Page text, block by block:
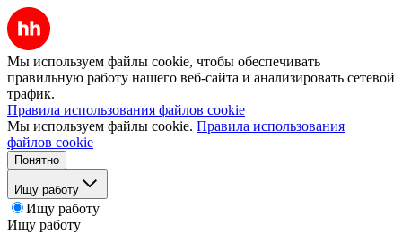
Мы используем файлы cookie, чтобы обеспечивать
правильную работу нашего веб-сайта и анализировать сетевой
трафик.
Правила использования файлов cookie
Мы используем файлы cookie. Правила использования
файлов cookie
Понятно
Ищу работу
Ищу работу
Ищу работу